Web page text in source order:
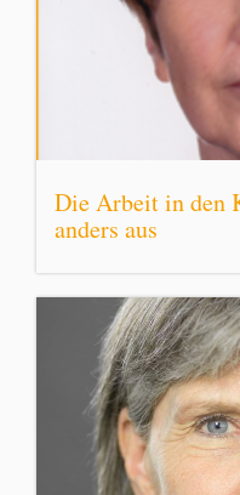
Die Arbeit in den
anders aus